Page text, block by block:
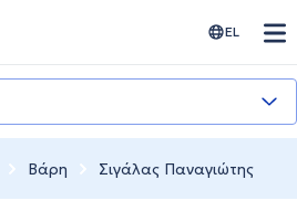
EL
Βάρη Σιγάλας Παναγιώτης